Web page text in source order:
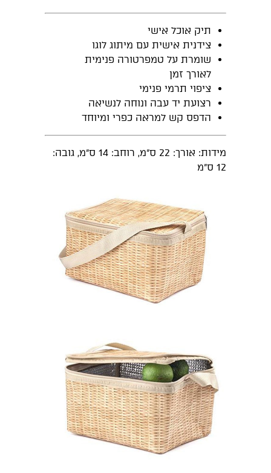
תיק אוכל אישי
צידנית אישית עם מיתוג לוגו
שומרת על טמפרטורה פנימית
לאורך זמן
ציפוי תרמי פנימי
רצועת יד עבה ונוחה לנשיאה
הדפס קש למראה כפרי ומיוחד
מידות: אורך: 22 ס"מ, רוחב: 14 ס"מ, גובה:
12 ס"מ